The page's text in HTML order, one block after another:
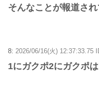
そんなことが報道さ
8: 2026/06/16(火) 12:37:33.75
1にガクポ2にガクポ